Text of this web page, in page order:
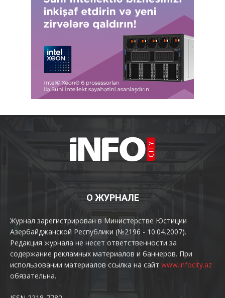
О ЖУРНАЛЕ
Журнал зарегистрирован в Министерстве Юстиции
Азербайджанской Республики (№2196 - 10.04.2007).
Редакция журнала не несет ответственности за
содержание рекламных материалов и баннеров. При
использовании материалов ссылка на сайт www.infocity.az
обязательна.